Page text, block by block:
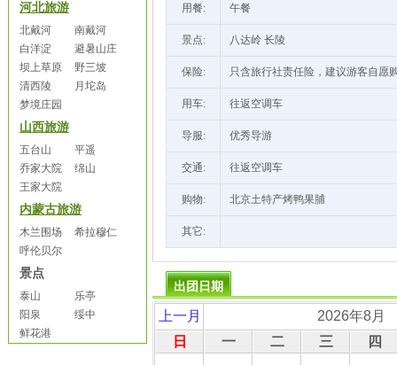
河北旅游
北戴河
南戴河
白洋淀
避暑山庄
坝上草原
野三坡
清西陵
月坨岛
梦境庄园
山西旅游
五台山
平遥
乔家大院
绵山
王家大院
内蒙古旅游
木兰围场
希拉穆仁
呼伦贝尔
景点
泰山
乐亭
阳泉
绥中
鲜花港
用餐: 午餐
景点: 八达岭 长陵
保险: 只含旅行社责任险，建议游客自愿
用车: 往返空调车
导服: 优秀导游
交通: 往返空调车
购物: 北京土特产烤鸭果脯
其它:
出团日期
上一月
2026年8月
日
一 二 三 四